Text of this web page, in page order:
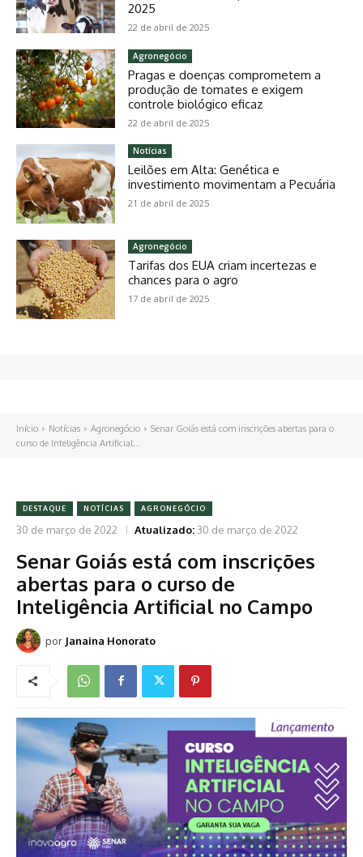
2025
22 de abril de 2025
Agronegócio
Pragas e doenças comprometem a
produção de tomates e exigem
controle biológico eficaz
22 de abril de 2025
Notícias
Leilões em Alta: Genética e
investimento movimentam a Pecuária
21 de abril de 2025
Agronegócio
Tarifas dos EUA criam incertezas e
chances para o agro
17 de abril de 2025